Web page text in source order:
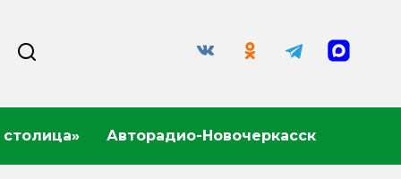
Авторадио-Новочеркасск